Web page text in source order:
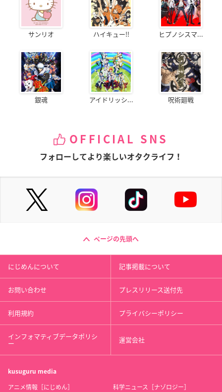
サンリオ ハイキュー!! ヒプノシスマ...
銀魂 アイドリッシ... 呪術廻戦
OFFICIAL SNS
フォローしてより楽しいオタクライフ！
ページの先頭へ
にじめんについて 記事掲載について
お問い合わせ プレスリリース送付先
利用規約 プライバシーポリシー
インフォマティブデータポリシ
ー 運営会社
kusuguru media
アニメ情報［にじめん］ 科学ニュース［ナゾロジー］